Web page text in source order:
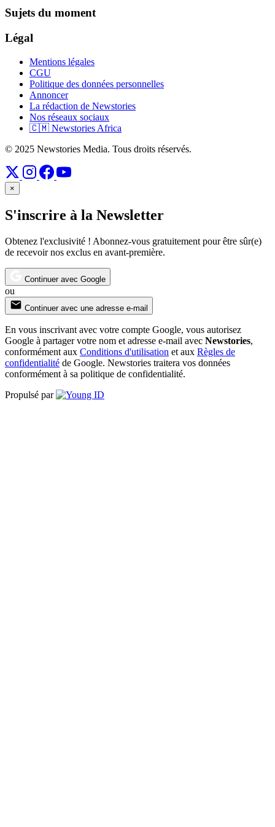
Sujets du moment
Légal
Mentions légales
CGU
Politique des données personnelles
Annoncer
La rédaction de Newstories
Nos réseaux sociaux
🇨🇲 Newstories Africa
© 2025 Newstories Media. Tous droits réservés.
×
S'inscrire à la Newsletter
Obtenez l'exclusivité ! Abonnez-vous gratuitement pour être sûr(e)
de recevoir nos exclus en avant-première.
Continuer avec Google
ou
Continuer avec une adresse e-mail
En vous inscrivant avec votre compte Google, vous autorisez
Google à partager votre nom et adresse e-mail avec Newstories,
conformément aux Conditions d'utilisation et aux Règles de
confidentialité de Google. Newstories traitera vos données
conformément à sa politique de confidentialité.
Propulsé par